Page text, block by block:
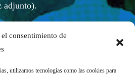
consentimiento de
utilizamos tecnologías como las cookies para
adjunto).